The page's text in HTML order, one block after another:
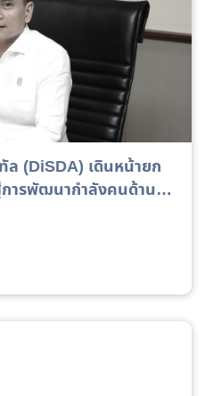
(DiSDA) เดินหน้ายก
ารพัฒนากำลังคนด้าน
นประเทศ